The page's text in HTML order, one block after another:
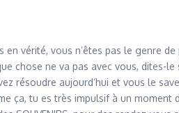
vérité, vous n’êtes pas le genre
chose ne va pas avec vous,
résoudre aujourd’hui et vous le
ça, tu es très impulsif à un moment